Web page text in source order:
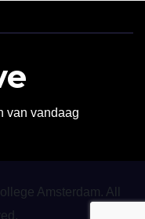
van vandaag
Amsterdam. All